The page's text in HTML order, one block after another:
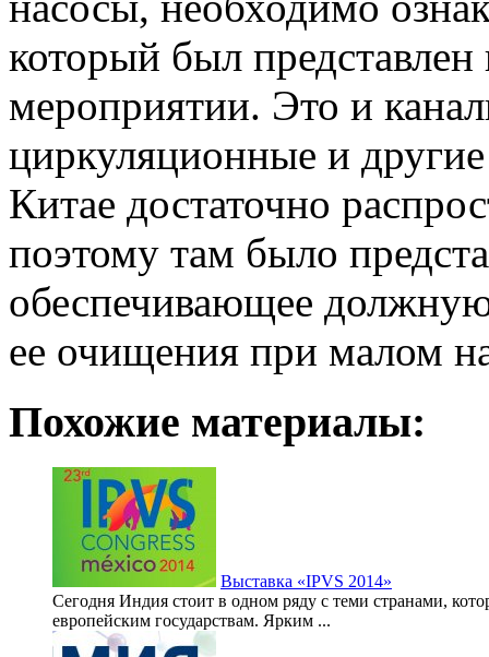
который был
мероприятии. Это и
циркуляционные и
Китае достаточно
поэтому там было
обеспечивающее
ее очищения при малом
Похожие материалы:
Выставка «IPVS 2014»
Сегодня Индия стоит в одном ряду с теми странами,
европейским государствам. Ярким ...